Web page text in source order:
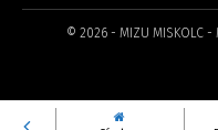
© 2026- MIZU MISKOLC